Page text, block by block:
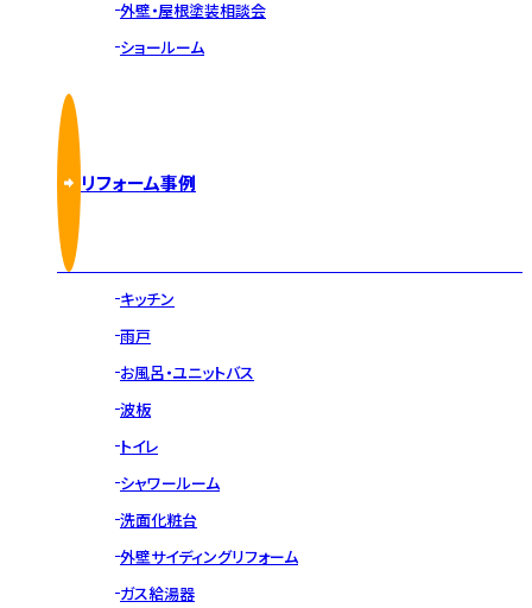
外壁・屋根塗装相談会
ショールーム
リフォーム事例
キッチン
雨戸
お風呂・ユニットバス
波板
トイレ
シャワールーム
洗面化粧台
外壁サイディングリフォーム
ガス給湯器